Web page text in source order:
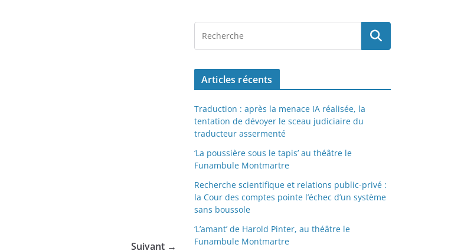
Suivant →
Articles récents
Traduction : après la menace IA réalisée, la
tentation de dévoyer le sceau judiciaire du
traducteur assermenté
‘La poussière sous le tapis’ au théâtre le
Funambule Montmartre
Recherche scientifique et relations public-privé :
la Cour des comptes pointe l’échec d’un système
sans boussole
‘L’amant’ de Harold Pinter, au théâtre le
Funambule Montmartre